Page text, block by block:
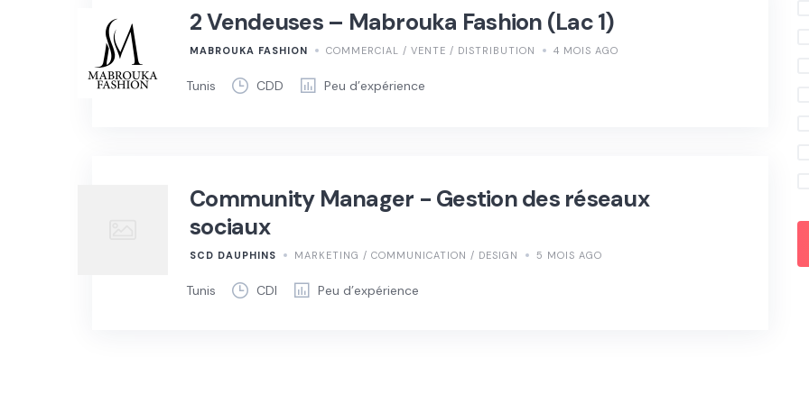
2 Vendeuses – Mabrouka Fashion (Lac 1)
MABROUKA FASHION COMMERCIAL / VENTE / DISTRIBUTION 4 MOIS AGO
Tunis CDD Peu d’expérience
Community Manager - Gestion des réseaux
sociaux
SCD DAUPHINS MARKETING / COMMUNICATION / DESIGN 5 MOIS AGO
Tunis CDI Peu d’expérience